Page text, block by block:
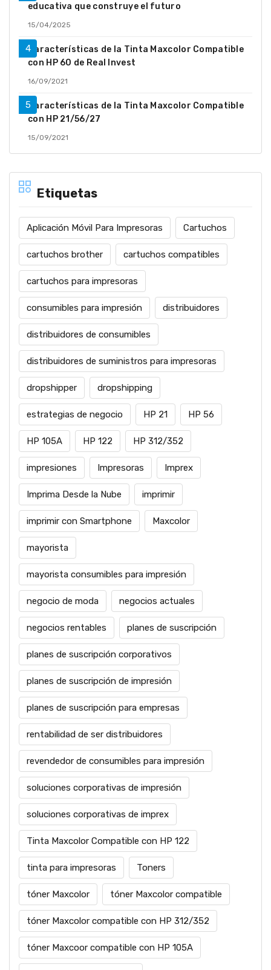
educativa que construye el futuro
15/04/2025
Características de la Tinta Maxcolor Compatible
con HP 60 de Real Invest
16/09/2021
Características de la Tinta Maxcolor Compatible
con HP 21/56/27
15/09/2021
Etiquetas
Aplicación Móvil Para Impresoras Cartuchos
cartuchos brother cartuchos compatibles
cartuchos para impresoras
consumibles para impresión distribuidores
distribuidores de consumibles
distribuidores de suministros para impresoras
dropshipper dropshipping
estrategias de negocio HP 21 HP 56
HP 105A HP 122 HP 312/352
impresiones Impresoras Imprex
Imprima Desde la Nube imprimir
imprimir con Smartphone Maxcolor
mayorista
mayorista consumibles para impresión
negocio de moda negocios actuales
negocios rentables planes de suscripción
planes de suscripción corporativos
planes de suscripción de impresión
planes de suscripción para empresas
rentabilidad de ser distribuidores
revendedor de consumibles para impresión
soluciones corporativas de impresión
soluciones corporativas de imprex
Tinta Maxcolor Compatible con HP 122
tinta para impresoras Toners
tóner Maxcolor tóner Maxcolor compatible
tóner Maxcolor compatible con HP 312/352
tóner Maxcoor compatible con HP 105A